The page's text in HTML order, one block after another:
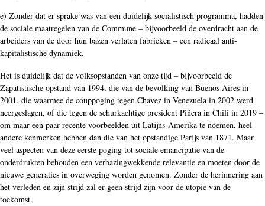
e) Zonder dat er sprake was van een duidelijk socialistisch programma, hadden
de sociale maatregelen van de Commune – bijvoorbeeld de overdracht aan de
arbeiders van de door hun bazen verlaten fabrieken – een radicaal anti-
kapitalistische dynamiek.
Het is duidelijk dat de volksopstanden van onze tijd – bijvoorbeeld de
Zapatistische opstand van 1994, die van de bevolking van Buenos Aires in
2001, die waarmee de couppoging tegen Chavez in Venezuela in 2002 werd
neergeslagen, of die tegen de schurkachtige president Piñera in Chili in 2019 –
om maar een paar recente voorbeelden uit Latijns-Amerika te noemen, heel
andere kenmerken hebben dan die van het opstandige Parijs van 1871. Maar
veel aspecten van deze eerste poging tot sociale emancipatie van de
onderdrukten behouden een verbazingwekkende relevantie en moeten door de
nieuwe generaties in overweging worden genomen. Zonder de herinnering aan
het verleden en zijn strijd zal er geen strijd zijn voor de utopie van de
toekomst.